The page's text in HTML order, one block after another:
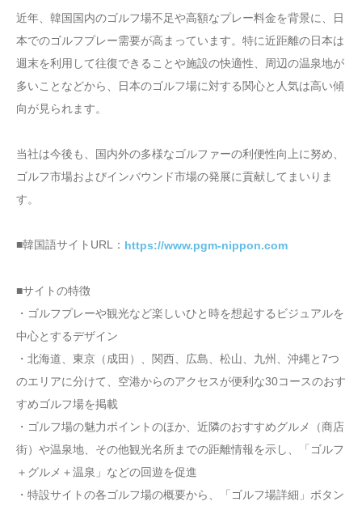
近年、韓国国内のゴルフ場不足や高額なプレー料金を背景に、日
本でのゴルフプレー需要が高まっています。特に近距離の日本は
週末を利用して往復できることや施設の快適性、周辺の温泉地が
多いことなどから、日本のゴルフ場に対する関心と人気は高い傾
向が見られます。
当社は今後も、国内外の多様なゴルファーの利便性向上に努め、
ゴルフ市場およびインバウンド市場の発展に貢献してまいりま
す。
■韓国語サイトURL： https://www.pgm-nippon.com
■サイトの特徴
・ゴルフプレーや観光など楽しいひと時を想起するビジュアルを
中心とするデザイン
・北海道、東京（成田）、関西、広島、松山、九州、沖縄と7つ
のエリアに分けて、空港からのアクセスが便利な30コースのおす
すめゴルフ場を掲載
・ゴルフ場の魅力ポイントのほか、近隣のおすすめグルメ（商店
街）や温泉地、その他観光名所までの距離情報を示し、「ゴルフ
＋グルメ＋温泉」などの回遊を促進
・特設サイトの各ゴルフ場の概要から、「ゴルフ場詳細」ボタン